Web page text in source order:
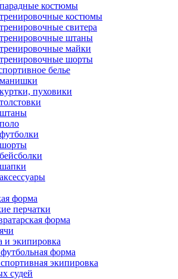
костюмы
костюмы
свитера
штаны
майки
шорты
белье
пуховики
форма
перчатки
форма
и экипировка
форма
экипировка
судей